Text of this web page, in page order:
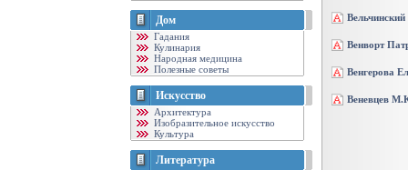
Дом
Гадания
Кулинария
Народная медицина
Полезные советы
Искусство
Архитектура
Изобразительное искусство
Культура
Литература
Вельчинский
Венворт
Венгерова
Веневцев